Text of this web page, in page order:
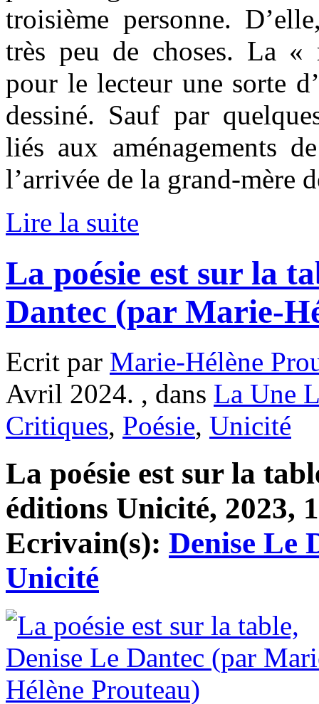
troisième personne.
très peu de choses. La «
pour le lecteur une sorte
dessiné. Sauf par
liés aux aménagements
l’arrivée de la grand-mère
Lire la suite
La poésie est sur la
Dantec (par Marie-
Ecrit par Marie-Hélène
Avril 2024. , dans La Une
Critiques, Poésie, Unicité
La poésie est sur la
éditions Unicité, 2023,
Ecrivain(s): Denise Le
Unicité